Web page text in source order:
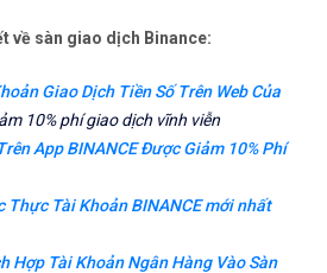
về sàn giao dịch Binance:
Giao Dịch Tiền Số Trên Web Của
10% phí giao dịch vĩnh viễn
App BINANCE Được Giảm 10% Phí
Thực Tài Khoản BINANCE mới nhất
Hợp Tài Khoản Ngân Hàng Vào Sàn